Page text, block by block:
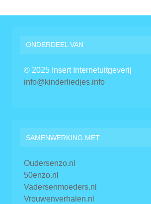
ONDERDEEL VAN
© 2025 Insert Internetuitgeverij
info@kinderliedjes.info
SAMENWERKING MET
Oudersenzo.nl
50enzo.nl
Vadersenmoeders.nl
Vrouwenverhalen.nl